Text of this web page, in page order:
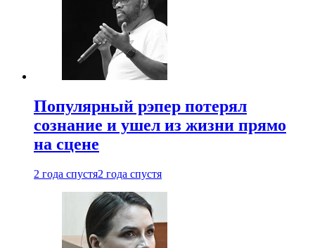
Популярный рэпер потерял
сознание и ушел из жизни прямо
на сцене
2 года спустя2 года спустя